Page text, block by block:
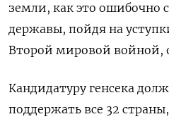
земли, как это ошибочно
державы, пойдя на
Второй мировой войной,
Кандидатуру генсека
поддержать все 32